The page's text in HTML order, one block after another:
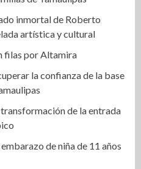
inmortal de Roberto
artística y cultural
filas por Altamira
la confianza de la base
de la entrada
de niña de 11 años